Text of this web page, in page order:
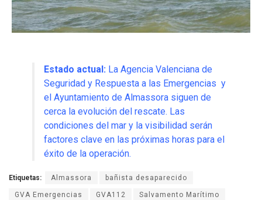
Estado actual: La Agencia Valenciana de
Seguridad y Respuesta a las Emergencias y
el Ayuntamiento de Almassora siguen de
cerca la evolución del rescate. Las
condiciones del mar y la visibilidad serán
factores clave en las próximas horas para el
éxito de la operación.
Etiquetas: Almassora bañista desaparecido
GVA Emergencias GVA112 Salvamento Marítimo